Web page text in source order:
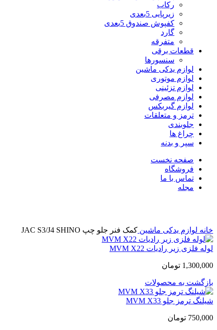
رکاب
زیرپایی 5بعدی
کفپوش صندوق 5بعدی
گارد
متفرقه
قطعات برقی
سنسورها
لوازم یدکی ماشین
لوازم موتوری
لوازم تزئینی
لوازم مصرفی
لوازم گیربکس
ترمز و متعلقات
جلوبندی
چراغ ها
سپر و بدنه
صفحه نخست
فروشگاه
تماس با ما
مجله
خانه لوازم یدکی ماشین کمک فنر جلو چپ JAC S3/J4 SHINO
لوله فلزی زیر رادیات MVM X22
1,300,000 تومان
بازگشت به محصولات
شیلنگ ترمز جلو MVM X33
750,000 تومان